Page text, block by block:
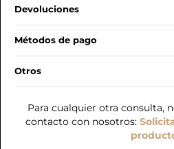
Devoluciones
Métodos de pago
Otros
Para cualquier otra consulta,
contacto con nosotros: